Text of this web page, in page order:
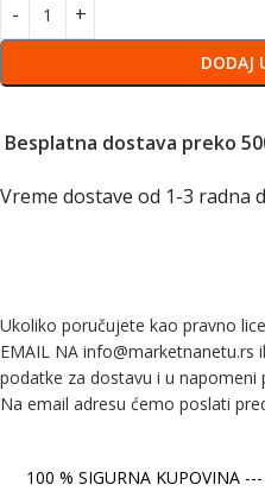
DODAJ
Besplatna dostava preko
Vreme dostave od 1-3 radna
Ukoliko poručujete kao pravno
EMAIL NA info@marketnanetu.rs
podatke za dostavu i u napomeni
Na email adresu ćemo poslati
100 % SIGURNA KUPOVINA